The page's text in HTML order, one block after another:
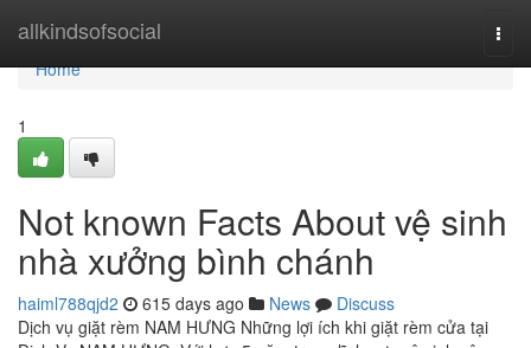
allkindsofsocial
Home
Home
1
Not known Facts About vệ sinh
nhà xưởng bình chánh
haiml788qjd2 615 days ago News
Discuss
Dịch vụ giặt rèm NAM HƯNG Những lợi ích khi giặt rèm cửa tại